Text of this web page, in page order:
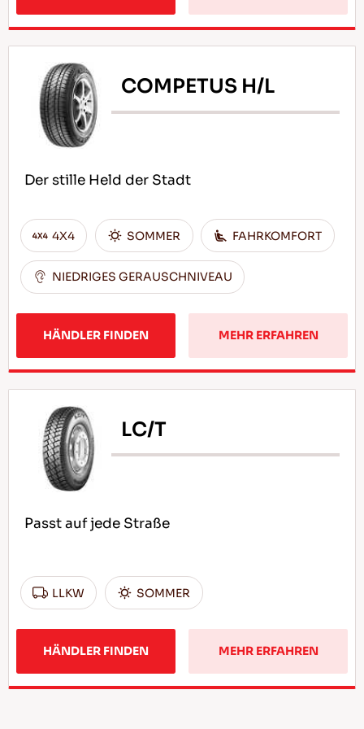
COMPETUS H/L
Der stille Held der Stadt
4X4 SOMMER FAHRKOMFORT
NIEDRIGES GERAUSCHNIVEAU
HÄNDLER FINDEN MEHR ERFAHREN
LC/T
Passt auf jede Straße
LLKW SOMMER
HÄNDLER FINDEN MEHR ERFAHREN